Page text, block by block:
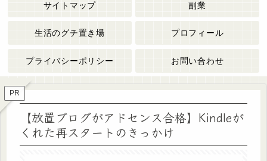
サイトマップ 副業
生活のグチ置き場 プロフィール
プライバシーポリシー お問い合わせ
PR
【放置ブログがアドセンス合格】Kindleが
くれた再スタートのきっかけ